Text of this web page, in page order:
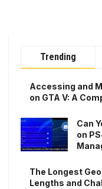
Trending
Accessing and
on GTA V: A
Can
on
The Longest
Lengths and